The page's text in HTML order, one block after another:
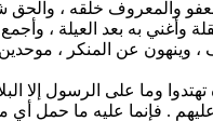
والمعروف خلقه ، والحق
وأغني به بعد العيلة ،
، وينهون عن المنكر ،
وما على الرسول إلا
. فإنما عليه ما حمل